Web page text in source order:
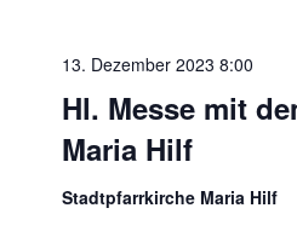
Hl. Messe mit
Maria Hilf
13. Dezember 2023 8:00
Stadtpfarrkirche Maria Hilf